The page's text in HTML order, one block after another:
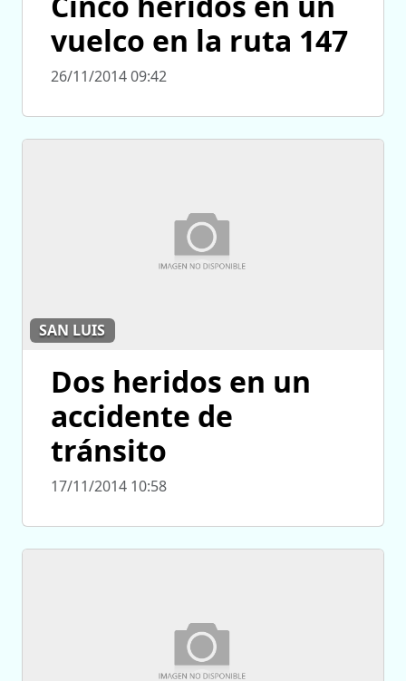
vuelco en la ruta 147
26/11/2014 09:42
SAN LUIS
Dos heridos en un
accidente de
tránsito
17/11/2014 10:58